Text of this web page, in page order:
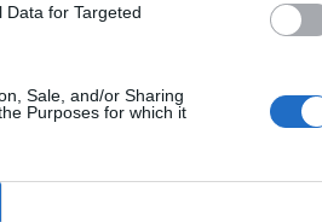
for Targeted
Sale, and/or Sharing
Purposes for which it